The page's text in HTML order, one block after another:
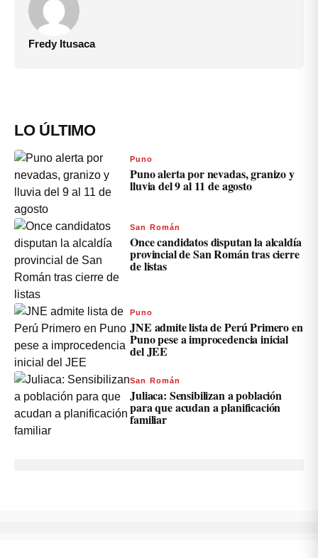
Fredy Itusaca
LO ÚLTIMO
Puno
Puno alerta por nevadas, granizo y
lluvia del 9 al 11 de agosto
San Román
Once candidatos disputan la alcaldía
provincial de San Román tras cierre
de listas
Puno
JNE admite lista de Perú Primero en
Puno pese a improcedencia inicial
del JEE
San Román
Juliaca: Sensibilizan a población
para que acudan a planificación
familiar